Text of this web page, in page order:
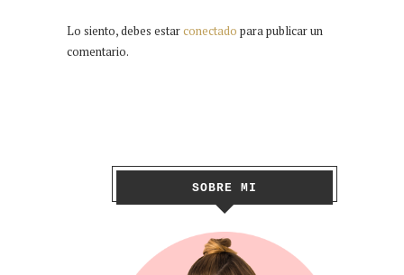
Lo siento, debes estarconectado para publicar un
comentario.
SOBRE MI